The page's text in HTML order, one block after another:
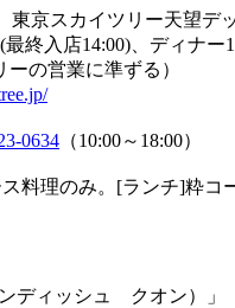
京スカイツリー天望デ
終入店14:00)、ディナー
の営業に準ずる）
0634 （10:00～18:00）
料理のみ。[ランチ]粋コ
ディッシュ クオン）」